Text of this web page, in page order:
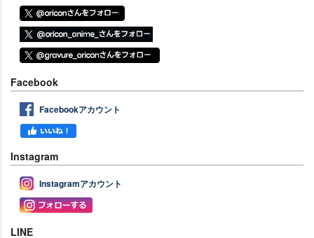
Facebook
Facebookアカウント
Instagram
Instagramアカウント
LINE